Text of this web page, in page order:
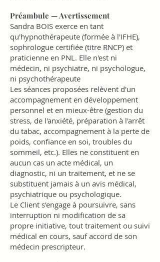
Préambule — Avertissement
Sandra BOIS exerce en tant
qu'hypnothérapeute (formée à l'IFHE),
sophrologue certifiée (titre RNCP) et
praticienne en PNL. Elle n'est ni
médecin, ni psychiatre, ni psychologue,
ni psychothérapeute
Les séances proposées relèvent d'un
accompagnement en développement
personnel et en mieux-être (gestion du
stress, de l'anxiété, préparation à l'arrêt
du tabac, accompagnement à la perte de
poids, confiance en soi, troubles du
sommeil, etc.). Elles ne constituent en
aucun cas un acte médical, un
diagnostic, ni un traitement, et ne se
substituent jamais à un avis médical,
psychiatrique ou psychologique.
Le Client s'engage à poursuivre, sans
interruption ni modification de sa
propre initiative, tout traitement ou suivi
médical en cours, sauf accord de son
médecin prescripteur.